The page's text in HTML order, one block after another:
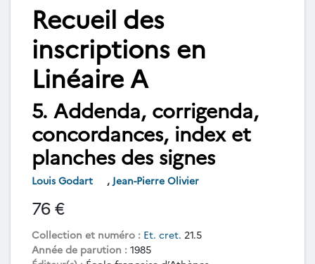
Recueil des
inscriptions en
Linéaire A
5. Addenda, corrigenda,
concordances, index et
planches des signes
Louis Godart , Jean-Pierre Olivier
76 €
Collection et numéro : Et. cret. 21.5
Année de parution : 1985